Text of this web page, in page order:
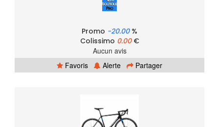
Promo -20.00%
Colissimo 0.00€
Aucun avis
Favoris
Alerte Partager